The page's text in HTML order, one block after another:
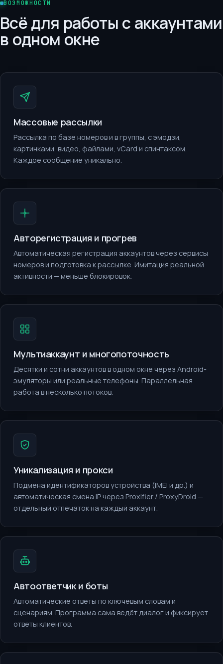
ВОЗМОЖНОСТИ
Всё для работы с аккаунтами
в одном окне
Массовые рассылки
Рассылка по базе номеров и в группы, с эмодзи,
картинками, видео, файлами, vCard и спинтаксом.
Каждое сообщение уникально.
Авторегистрация и прогрев
Автоматическая регистрация аккаунтов через сервисы
номеров и подготовка к рассылке. Имитация реальной
активности — меньше блокировок.
Мультиаккаунт и многопоточность
Десятки и сотни аккаунтов в одном окне через Android-
эмуляторы или реальные телефоны. Параллельная
работа в несколько потоков.
Уникализация и прокси
Подмена идентификаторов устройства (IMEI и др.) и
автоматическая смена IP через Proxifier / ProxyDroid —
отдельный отпечаток на каждый аккаунт.
Автоответчик и боты
Автоматические ответы по ключевым словам и
сценариям. Программа сама ведёт диалог и фиксирует
ответы клиентов.